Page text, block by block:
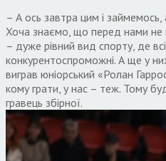
– А ось завтра цим і
Хоча знаємо, що перед нами не
– дуже рівний вид спорту, де
конкурентоспроможні. А ще у
виграв юніорський «Ролан
кому грати, у нас – теж. Тому
гравець збірної.